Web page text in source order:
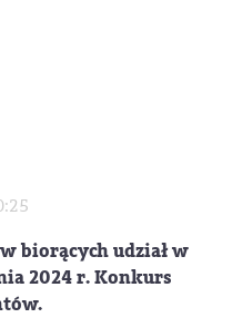
biorących udział w
2024 r. Konkurs